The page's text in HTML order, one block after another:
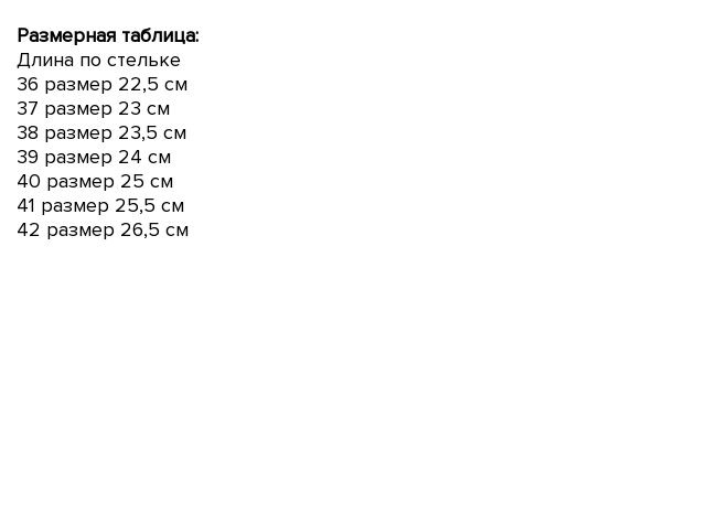
Размерная таблица:
Длина по стельке
36 размер 22,5 см
37 размер 23 см
38 размер 23,5 см
39 размер 24 см
40 размер 25 см
41 размер 25,5 см
42 размер 26,5 см